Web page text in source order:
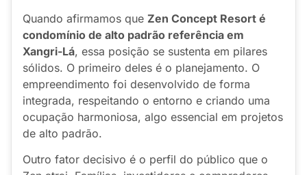
Quando afirmamos que Zen Concept Resort é
condomínio de alto padrão referência em
Xangri-Lá, essa posição se sustenta em pilares
sólidos. O primeiro deles é o planejamento. O
empreendimento foi desenvolvido de forma
integrada, respeitando o entorno e criando uma
ocupação harmoniosa, algo essencial em projetos
de alto padrão.
Outro fator decisivo é o perfil do público que o